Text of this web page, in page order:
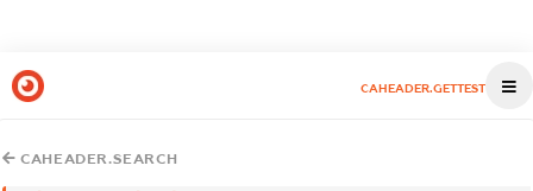
CAHEADER.GETTEST
CAHEADER.SEARCH